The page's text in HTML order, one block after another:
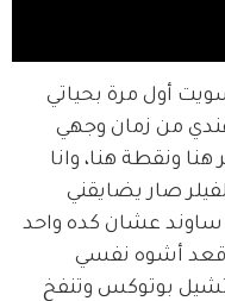
أول مرة بحياتي
من زمان وجهي
ونقطة هنا، وانا
صار يضايقني
ساوند عشان كده واحد
أقعد أشوه نفسي
تشيل بوتوكس وتنفخ